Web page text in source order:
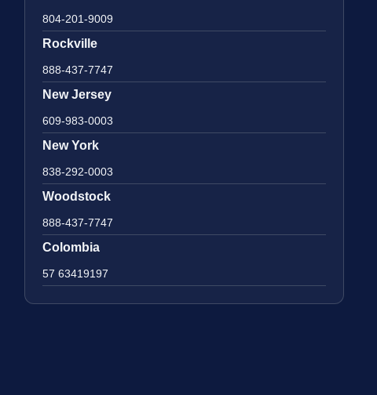
804-201-9009
Rockville
888-437-7747
New Jersey
609-983-0003
New York
838-292-0003
Woodstock
888-437-7747
Colombia
57 63419197